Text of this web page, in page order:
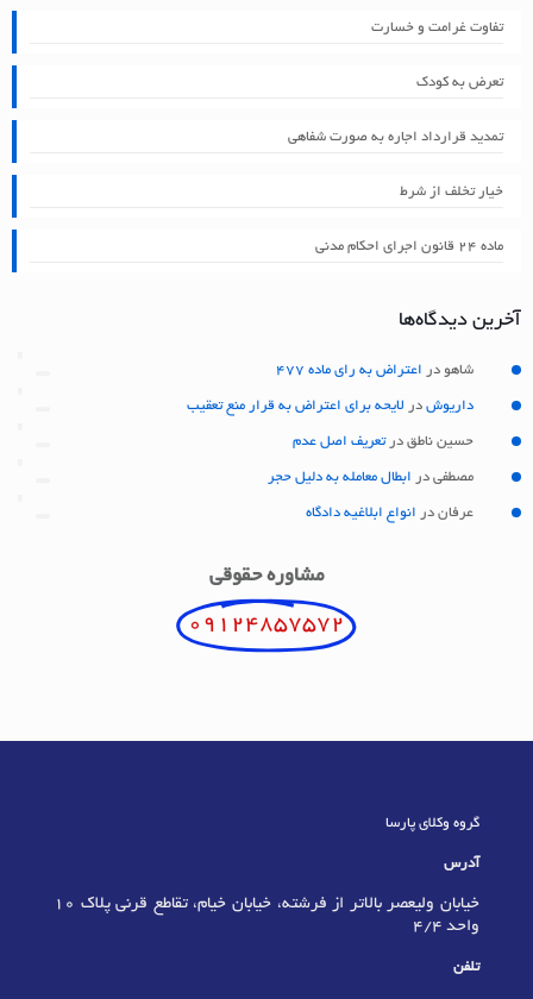
تفاوت غرامت و خسارت
تعرض به کودک
تمدید قرارداد اجاره به صورت شفاهی
خیار تخلف از شرط
ماده ۲۴ قانون اجرای احکام مدنی
آخرین دیدگاه‌ها
شاهو در اعتراض به رای ماده 477
داریوش در لایحه برای اعتراض به قرار منع تعقیب
حسین ناطق درتعریف اصل عدم
مصطفی در ابطال معامله به دلیل حجر
عرفان در انواع ابلاغیه دادگاه
مشاوره حقوقی
09124857572
گروه وکلای پارسا
آدرس
خیابان ولیعصر بالاتر از فرشته، خیابان خیام، تقاطع قرنی پلاک 10
واحد 4/4
تلفن